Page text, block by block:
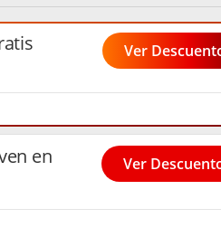
Ver
en
Ver